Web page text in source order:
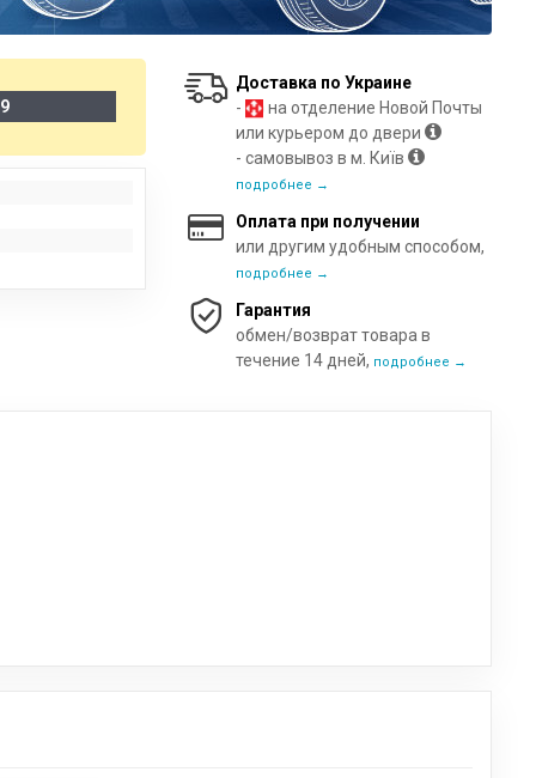
Доставка по Украине
-
на отделение Новой Почты
или курьером до двери
- самовывоз в м. Київ
подробнее →
Оплата при получении
или другим удобным способом,
подробнее →
Гарантия
обмен/возврат товара в
течение 14 дней, подробнее →